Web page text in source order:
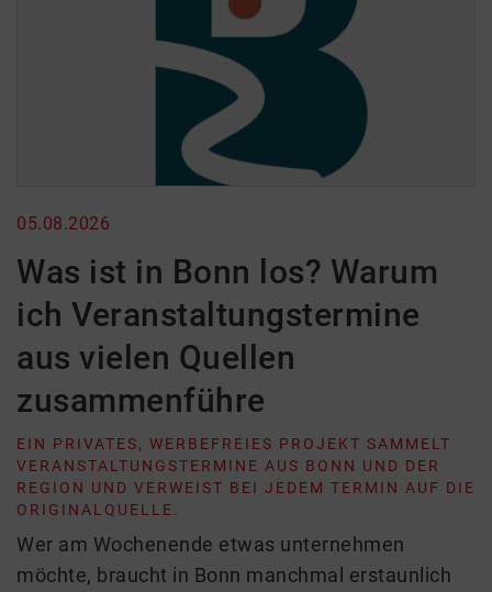
05.08.2026
Was ist in Bonn los? Warum
ich Veranstaltungstermine
aus vielen Quellen
zusammenführe
EIN PRIVATES, WERBEFREIES PROJEKT SAMMELT
VERANSTALTUNGSTERMINE AUS BONN UND DER
REGION UND VERWEIST BEI JEDEM TERMIN AUF DIE
ORIGINALQUELLE.
Wer am Wochenende etwas unternehmen
möchte, braucht in Bonn manchmal erstaunlich